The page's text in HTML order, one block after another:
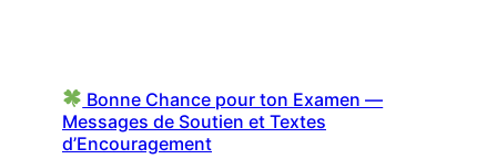
Bonne Chance pour ton Examen —
Messages de Soutien et Textes
d’Encouragement